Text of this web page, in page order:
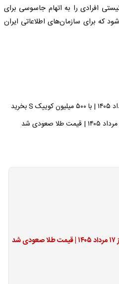
افرادی را به اتهام جاسوسی برای
که برای سازمان‌های اطلاعاتی ایران